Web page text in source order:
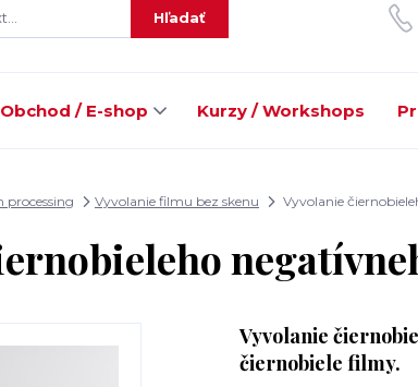
Hľadať
Obchod / E-shop Kurzy / Workshops
processing Vyvolanie filmu bez skenu Vyvolanie
Vyvolanie
čiernobiele filmy.